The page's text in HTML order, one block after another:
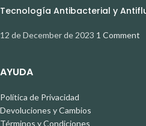
Tecnología Antibacterial y
12 de December de 2023 1 Comment
AYUDA
Política de Privacidad
Devoluciones y Cambios
Términos y Condiciones